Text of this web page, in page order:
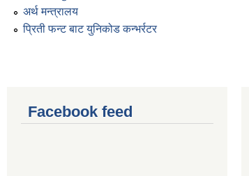
अर्थ मन्त्रालय
प्रिती फन्ट बाट युनिकोड कन्भर्रटर
Facebook feed